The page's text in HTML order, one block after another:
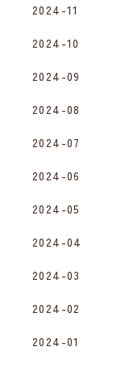
2024-11
2024-10
2024-09
2024-08
2024-07
2024-06
2024-05
2024-04
2024-03
2024-02
2024-01